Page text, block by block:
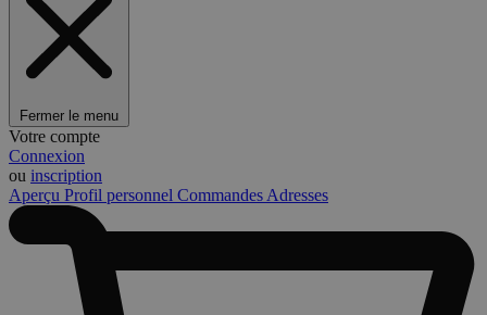
Fermer le menu
Votre compte
Connexion
ou inscription
Aperçu Profil personnel Commandes Adresses